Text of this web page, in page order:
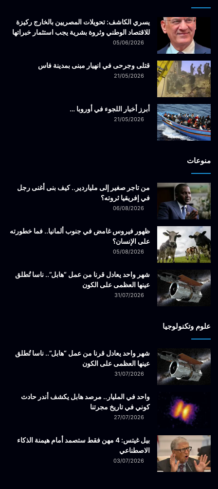
يسري الكاشف: تحويلات المصريين بالخارج ركيزة
للاقتصاد الوطني وثروة بشرية يجب استثمار خبراتها
05/06/2026
قتلى وجرحى في انهيار مبنى بمدينة فاس
21/05/2026
أبرز أخبار اللجوء في أوروبا …
21/05/2026
منوعات
من تاجر صغير إلى ملياردير.. كيف بنى أغنى رجل
في إفريقيا ثروته؟
06/08/2026
ظهور فيروس غامض في جنوب ألمانيا.. فما خطورته
على الإنسان؟
05/08/2026
شهر واحد يعادل قرنا من عمل “هابل”.. ناسا تُطلق
عينها العظمى على الكون
31/07/2026
علوم وتكنولوجيا
شهر واحد يعادل قرنا من عمل “هابل”.. ناسا تُطلق
عينها العظمى على الكون
31/07/2026
واحد في المليار.. مرصد هابل يكشف أندر حادث
كوني في تاريخ مجرتنا
27/07/2026
بيل غيتس: 4 مهن فقط ستصمد أمام هيمنة الذكاء
الاصطناعي
03/07/2026